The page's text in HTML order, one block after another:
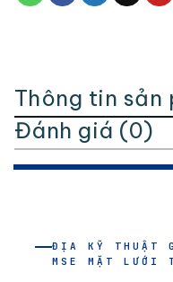
Thông tin sản
Đánh giá (0)
ĐỊA KỸ THUẬT
MSE MẶT LƯỚI